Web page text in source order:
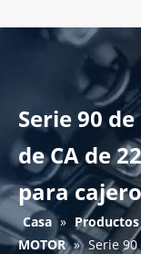
Serie 90
de CA de
para
Casa »
MOTOR » Serie